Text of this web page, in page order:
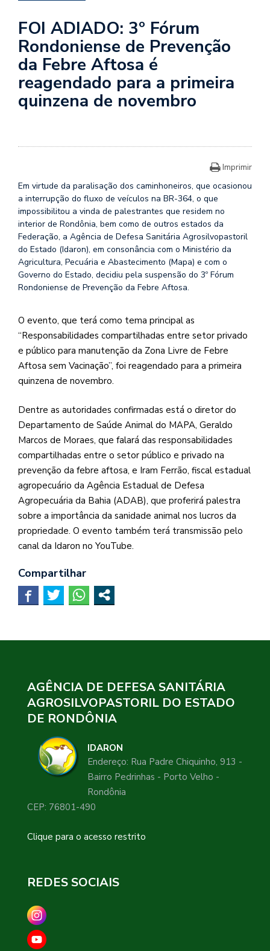
FOI ADIADO: 3º Fórum
Rondoniense de Prevenção
da Febre Aftosa é
reagendado para a primeira
quinzena de novembro
Imprimir
Em virtude da paralisação dos caminhoneiros, que ocasionou
a interrupção do fluxo de veículos na BR-364, o que
impossibilitou a vinda de palestrantes que residem no
interior de Rondônia, bem como de outros estados da
Federação, a Agência de Defesa Sanitária Agrosilvopastoril
do Estado (Idaron), em consonância com o Ministério da
Agricultura, Pecuária e Abastecimento (Mapa) e com o
Governo do Estado, decidiu pela suspensão do 3º Fórum
Rondoniense de Prevenção da Febre Aftosa.
O evento, que terá como tema principal as
“Responsabilidades compartilhadas entre setor privado
e público para manutenção da Zona Livre de Febre
Aftosa sem Vacinação”, foi reagendado para a primeira
quinzena de novembro.
Dentre as autoridades confirmadas está o diretor do
Departamento de Saúde Animal do MAPA, Geraldo
Marcos de Moraes, que falará das responsabilidades
compartilhadas entre o setor público e privado na
prevenção da febre aftosa, e Iram Ferrão, fiscal estadual
agropecuário da Agência Estadual de Defesa
Agropecuária da Bahia (ADAB), que proferirá palestra
sobre a importância da sanidade animal nos lucros da
propriedade. O evento também terá transmissão pelo
canal da Idaron no YouTube.
Compartilhar
AGÊNCIA DE DEFESA SANITÁRIA
AGROSILVOPASTORIL DO ESTADO
DE RONDÔNIA
IDARON
Endereço: Rua Padre Chiquinho, 913 -
Bairro Pedrinhas - Porto Velho -
Rondônia
CEP: 76801-490
Clique para o acesso restrito
REDES SOCIAIS